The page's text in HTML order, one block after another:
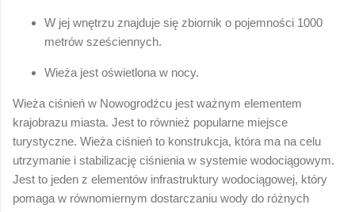
W jej wnętrzu znajduje się zbiornik o pojemności 1000
metrów sześciennych.
Wieża jest oświetlona w nocy.
Wieża ciśnień w Nowogrodźcu jest ważnym elementem
krajobrazu miasta. Jest to również popularne miejsce
turystyczne. Wieża ciśnień to konstrukcja, która ma na celu
utrzymanie i stabilizację ciśnienia w systemie wodociągowym.
Jest to jeden z elementów infrastruktury wodociągowej, który
pomaga w równomiernym dostarczaniu wody do różnych